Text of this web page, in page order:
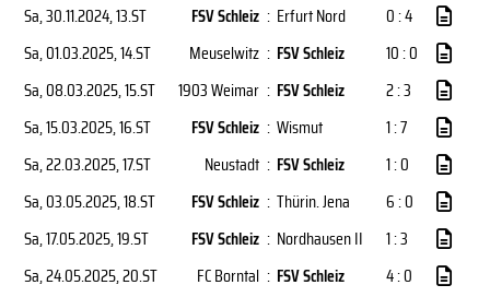
Sa, 30.11.2024, 13.ST FSV Schleiz : Erfurt Nord
0 : 4
Sa, 01.03.2025, 14.ST Meuselwitz : FSV Schleiz
10 : 0
Sa, 08.03.2025, 15.ST 1903 Weimar : FSV Schleiz
2 : 3
Sa, 15.03.2025, 16.ST FSV Schleiz : Wismut
1 : 7
Sa, 22.03.2025, 17.ST Neustadt : FSV Schleiz
1 : 0
Sa, 03.05.2025, 18.ST FSV Schleiz : Thürin. Jena
6 : 0
Sa, 17.05.2025, 19.ST FSV Schleiz : Nordhausen II
1 : 3
Sa, 24.05.2025, 20.ST FC Borntal : FSV Schleiz
4 : 0